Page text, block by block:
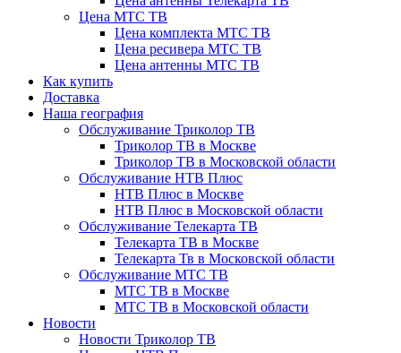
Цена МТС ТВ
Цена комплекта МТС ТВ
Цена ресивера МТС ТВ
Цена антенны МТС ТВ
Как купить
Доставка
Наша география
Обслуживание Триколор ТВ
Триколор ТВ в Москве
Триколор ТВ в Московской области
Обслуживание НТВ Плюс
НТВ Плюс в Москве
НТВ Плюс в Московской области
Обслуживание Телекарта ТВ
Телекарта ТВ в Москве
Телекарта Тв в Московской области
Обслуживание МТС ТВ
МТС ТВ в Москве
МТС ТВ в Московской области
Новости
Новости Триколор ТВ